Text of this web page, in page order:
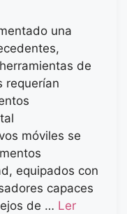
una
de
requerían
móviles se
equipados con
capaces
de … Ler